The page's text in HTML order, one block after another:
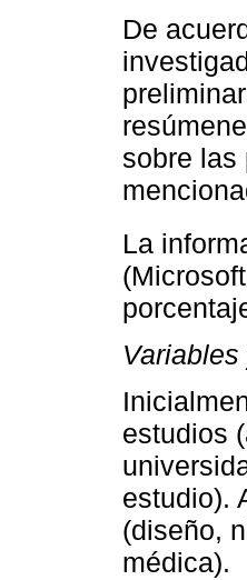
De
sobre las
La
estudios
estudio).
(diseño,
médica).